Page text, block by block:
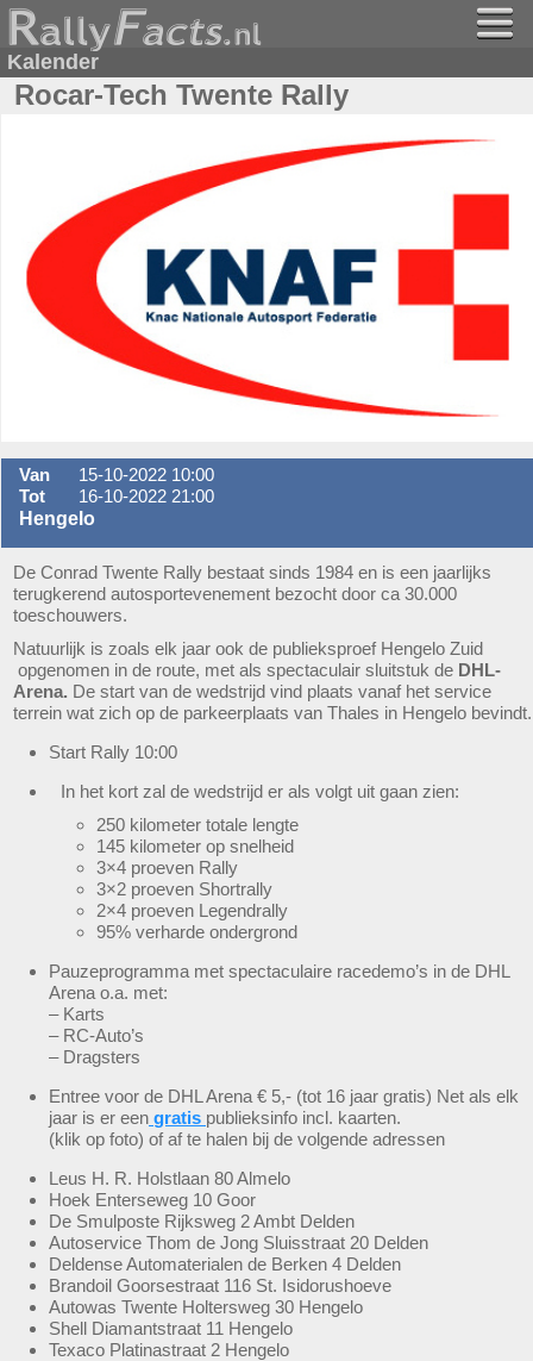
Kalender
Rocar-Tech Twente Rally
Van
15-10-2022 10:00
Tot
16-10-2022 21:00
Hengelo
De Conrad Twente Rally bestaat sinds 1984 en is een jaarlijks
terugkerend autosportevenement bezocht door ca 30.000
toeschouwers.
Natuurlijk is zoals elk jaar ook de publieksproef Hengelo Zuid
opgenomen in de route, met als spectaculair sluitstuk de DHL-
Arena. De start van de wedstrijd vind plaats vanaf het service
terrein wat zich op de parkeerplaats van Thales in Hengelo bevindt.
Start Rally 10:00
In het kort zal de wedstrijd er als volgt uit gaan zien:
250 kilometer totale lengte
145 kilometer op snelheid
3×4 proeven Rally
3×2 proeven Shortrally
2×4 proeven Legendrally
95% verharde ondergrond
Pauzeprogramma met spectaculaire racedemo’s in de DHL
Arena o.a. met:
– Karts
– RC-Auto’s
– Dragsters
Entree voor de DHL Arena € 5,- (tot 16 jaar gratis) Net als elk
jaar is er een gratis publieksinfo incl. kaarten.
(klik op foto) of af te halen bij de volgende adressen
Leus H. R. Holstlaan 80 Almelo
Hoek Enterseweg 10 Goor
De Smulposte Rijksweg 2 Ambt Delden
Autoservice Thom de Jong Sluisstraat 20 Delden
Deldense Automaterialen de Berken 4 Delden
Brandoil Goorsestraat 116 St. Isidorushoeve
Autowas Twente Holtersweg 30 Hengelo
Shell Diamantstraat 11 Hengelo
Texaco Platinastraat 2 Hengelo